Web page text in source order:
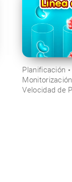
Planificación
Monitorización
Velocidad de